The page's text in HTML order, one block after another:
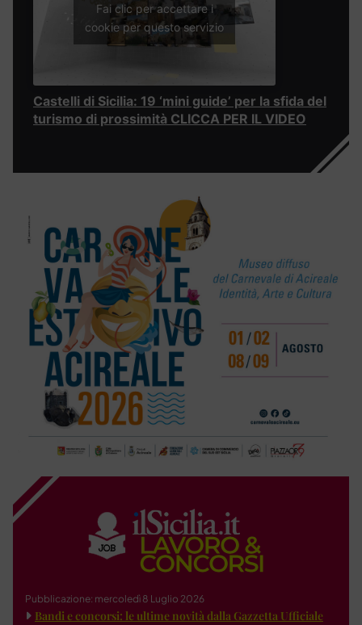
Fai clic per accettare i
cookie per questo servizio
Castelli di Sicilia: 19 ‘mini guide’ per la sfida del
turismo di prossimità CLICCA PER IL VIDEO
Pubblicazione: mercoledì 8 Luglio 2026
Bandi e concorsi: le ultime novità dalla Gazzetta Ufficiale